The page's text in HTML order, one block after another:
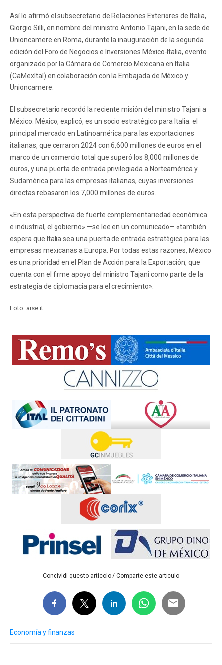
Así lo afirmó el subsecretario de Relaciones Exteriores de Italia,
Giorgio Silli, en nombre del ministro Antonio Tajani, en la sede de
Unioncamere en Roma, durante la inauguración de la segunda
edición del Foro de Negocios e Inversiones México-Italia, evento
organizado por la Cámara de Comercio Mexicana en Italia
(CaMexItal) en colaboración con la Embajada de México y
Unioncamere.
El subsecretario recordó la reciente misión del ministro Tajani a
México. México, explicó, es un socio estratégico para Italia: el
principal mercado en Latinoamérica para las exportaciones
italianas, que cerraron 2024 con 6,600 millones de euros en el
marco de un comercio total que superó los 8,000 millones de
euros, y una puerta de entrada privilegiada a Norteamérica y
Sudamérica para las empresas italianas, cuyas inversiones
directas rebasaron los 7,000 millones de euros.
«En esta perspectiva de fuerte complementariedad económica
e industrial, el gobierno» —se lee en un comunicado— «también
espera que Italia sea una puerta de entrada estratégica para las
empresas mexicanas a Europa. Por todas estas razones, México
es una prioridad en el Plan de Acción para la Exportación, que
cuenta con el firme apoyo del ministro Tajani como parte de la
estrategia de diplomacia para el crecimiento».
Foto: aise.it
Condividi questo articolo / Comparte este artículo
Economía y finanzas